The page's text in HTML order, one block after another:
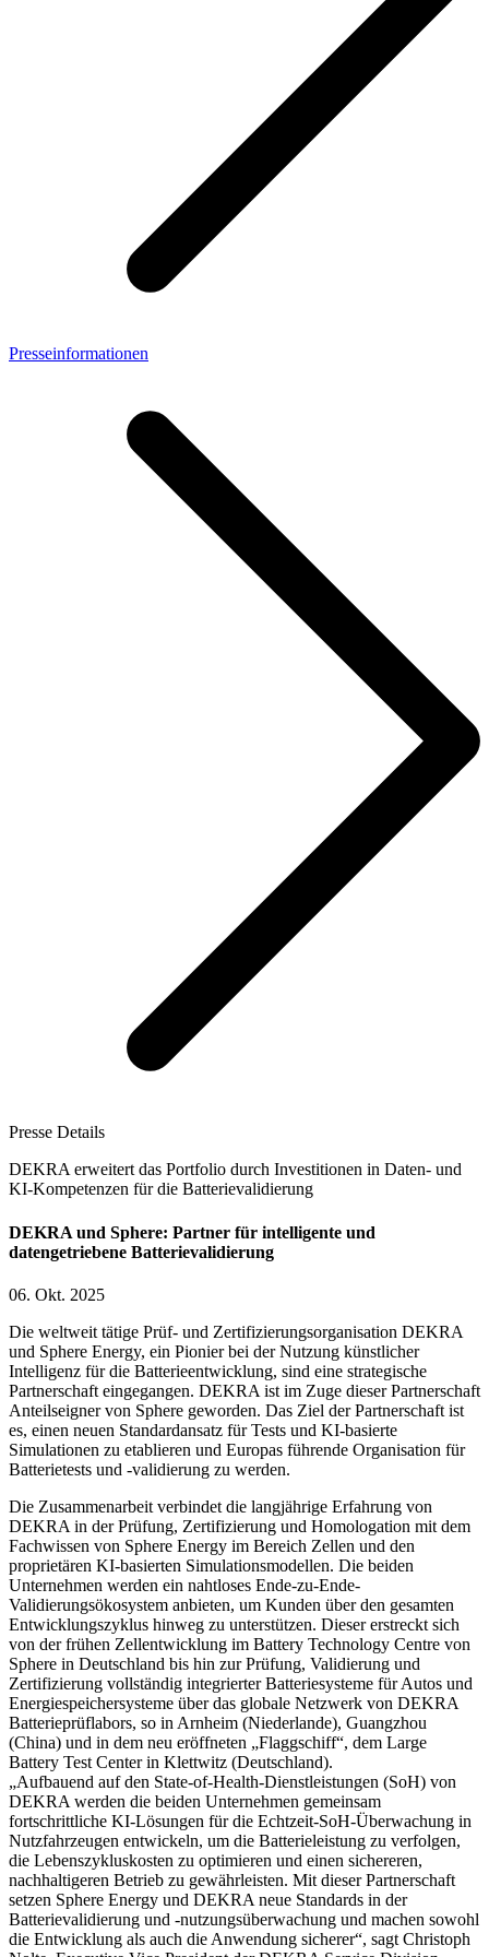
Presseinformationen
Presse Details
DEKRA erweitert das Portfolio durch Investitionen in Daten- und
KI-Kompetenzen für die Batterievalidierung
DEKRA und Sphere: Partner für intelligente und
datengetriebene Batterievalidierung
06. Okt. 2025
Die weltweit tätige Prüf- und Zertifizierungsorganisation DEKRA
und Sphere Energy, ein Pionier bei der Nutzung künstlicher
Intelligenz für die Batterieentwicklung, sind eine strategische
Partnerschaft eingegangen. DEKRA ist im Zuge dieser Partnerschaft
Anteilseigner von Sphere geworden. Das Ziel der Partnerschaft ist
es, einen neuen Standardansatz für Tests und KI-basierte
Simulationen zu etablieren und Europas führende Organisation für
Batterietests und -validierung zu werden.
Die Zusammenarbeit verbindet die langjährige Erfahrung von
DEKRA in der Prüfung, Zertifizierung und Homologation mit dem
Fachwissen von Sphere Energy im Bereich Zellen und den
proprietären KI-basierten Simulationsmodellen. Die beiden
Unternehmen werden ein nahtloses Ende-zu-Ende-
Validierungsökosystem anbieten, um Kunden über den gesamten
Entwicklungszyklus hinweg zu unterstützen. Dieser erstreckt sich
von der frühen Zellentwicklung im Battery Technology Centre von
Sphere in Deutschland bis hin zur Prüfung, Validierung und
Zertifizierung vollständig integrierter Batteriesysteme für Autos und
Energiespeichersysteme über das globale Netzwerk von DEKRA
Batterieprüflabors, so in Arnheim (Niederlande), Guangzhou
(China) und in dem neu eröffneten „Flaggschiff“, dem Large
Battery Test Center in Klettwitz (Deutschland).
„Aufbauend auf den State-of-Health-Dienstleistungen (SoH) von
DEKRA werden die beiden Unternehmen gemeinsam
fortschrittliche KI-Lösungen für die Echtzeit-SoH-Überwachung in
Nutzfahrzeugen entwickeln, um die Batterieleistung zu verfolgen,
die Lebenszykluskosten zu optimieren und einen sichereren,
nachhaltigeren Betrieb zu gewährleisten. Mit dieser Partnerschaft
setzen Sphere Energy und DEKRA neue Standards in der
Batterievalidierung und -nutzungsüberwachung und machen sowohl
die Entwicklung als auch die Anwendung sicherer“, sagt Christoph